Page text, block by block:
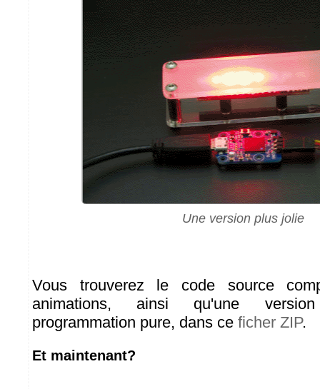
Une version plus jolie
Vous trouverez le code source
animations, ainsi qu'une
programmation pure, dans ce ficher ZIP.
Et maintenant?